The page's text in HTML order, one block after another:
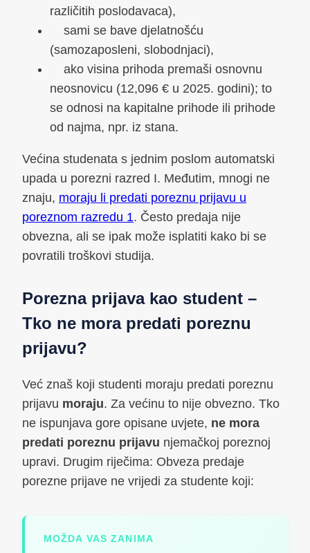
različitih poslodavaca),
sami se bave djelatnošću
(samozaposleni, slobodnjaci),
ako visina prihoda premaši osnovnu
neosnovicu (12,096 € u 2025. godini); to
se odnosi na kapitalne prihode ili prihode
od najma, npr. iz stana.
Većina studenata s jednim poslom automatski
upada u porezni razred I. Međutim, mnogi ne
znaju, moraju li predati poreznu prijavu u
poreznom razredu 1. Često predaja nije
obvezna, ali se ipak može isplatiti kako bi se
povratili troškovi studija.
Porezna prijava kao student –
Tko ne mora predati poreznu
prijavu?
Već znaš koji studenti moraju predati poreznu
prijavu moraju. Za većinu to nije obvezno. Tko
ne ispunjava gore opisane uvjete, ne mora
predati poreznu prijavu njemačkoj poreznoj
upravi. Drugim riječima: Obveza predaje
porezne prijave ne vrijedi za studente koji:
MOŽDA VAS ZANIMA